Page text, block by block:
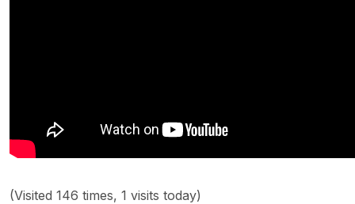
(Visited 146 times, 1 visits today)